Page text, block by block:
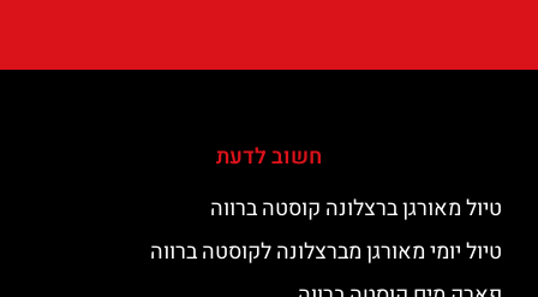
חשוב לדעת
טיול מאורגן ברצלונה קוסטה ברווה
טיול יומי מאורגן מברצלונה לקוסטה ברווה